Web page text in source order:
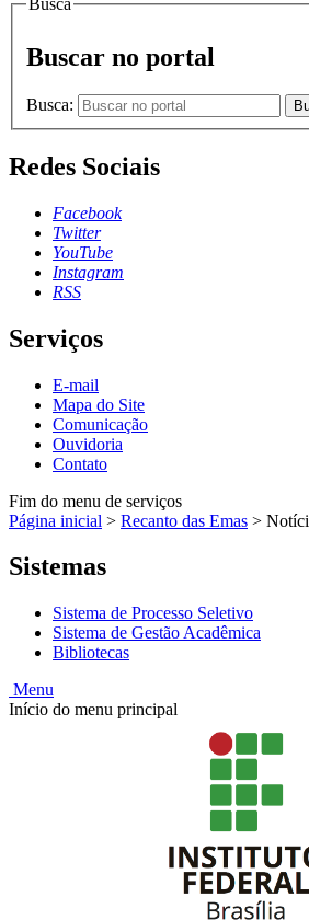
Busca
Buscar no portal
Busca:
Redes Sociais
Facebook
Twitter
YouTube
Instagram
RSS
Serviços
E-mail
Mapa do Site
Comunicação
Ouvidoria
Contato
Fim do menu de serviços
Página inicial > Recanto das Emas >
Sistemas
Sistema de Processo Seletivo
Sistema de Gestão Acadêmica
Bibliotecas
Menu
Início do menu principal